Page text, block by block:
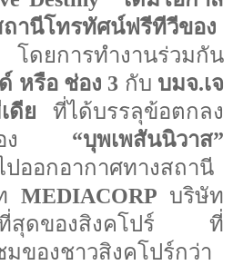
านีโทรทัศน์ฟรีทีวีของ
โดยการทำงานร่วมกัน
หรือ ช่อง 3 กับ บมจ.เจ
ดีย ที่ได้บรรลุข้อตกลง
รื่อง “บุพเพสันนิวาส”
ปออกอากาศทางสถานี
MEDIACORP บริษัท
ที่สุดของสิงคโปร์ ที่
ของชาวสิงคโปร์กว่า